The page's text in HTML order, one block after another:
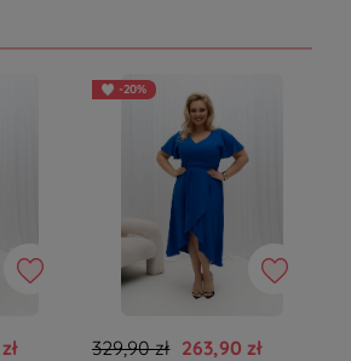
-20%
329,90 zł 263,90 zł